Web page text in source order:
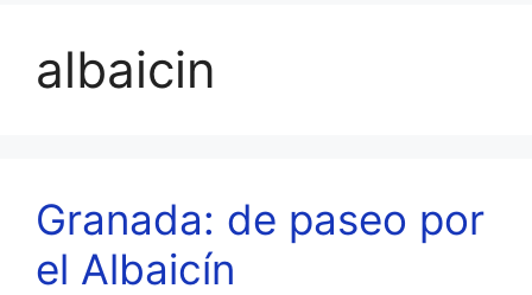
albaicin
Granada: de paseo por
el Albaicín